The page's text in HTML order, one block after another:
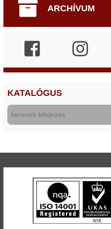
ARCHÍVUM
KATALÓGUS